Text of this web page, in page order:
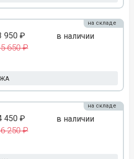
950 ₽
650 ₽
в наличии
на складе
450 ₽
250 ₽
в наличии
на складе